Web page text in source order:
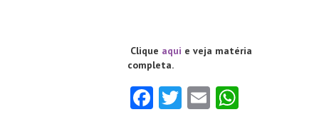
Clique aqui e veja matéria
completa.
Fa T E